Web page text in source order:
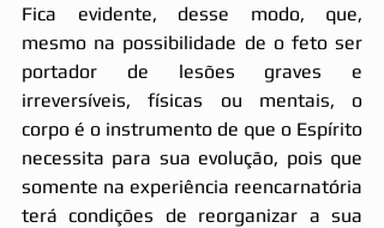
Fica evidente, desse modo, que,
mesmo na possibilidade de o feto ser
portador de lesões graves e
irreversíveis, físicas ou mentais, o
corpo é o instrumento de que o Espírito
necessita para sua evolução, pois que
somente na experiência reencarnatória
terá condições de reorganizar a sua